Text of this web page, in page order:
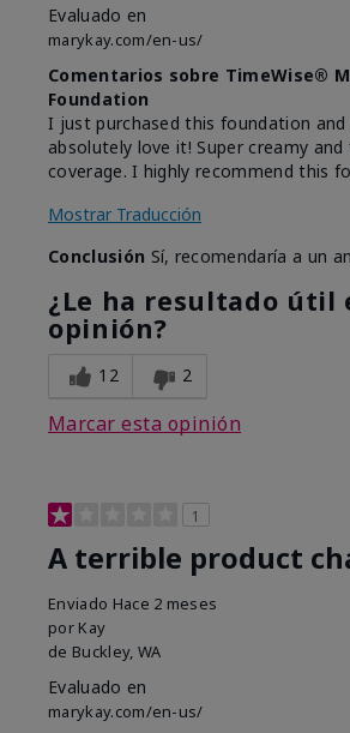
Evaluado en
marykay.com/en-us/
Comentarios sobre TimeWise®
Foundation
I just purchased this foundation
absolutely love it! Super creamy
coverage. I highly recommend this
Mostrar Traducción
Conclusión Sí, recomendaría a un
¿Le ha resultado útil
opinión?
12 2
Marcar esta opinión
1
A terrible product
Enviado Hace 2 meses
por Kay
de Buckley, WA
Evaluado en
marykay.com/en-us/